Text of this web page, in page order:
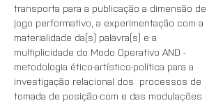
transporta para a publicação a dimensão de
jogo performativo, a experimentação com a
materialidade da(s) palavra(s) e a
multiplicidade do Modo Operativo AND -
metodologia ético-artístico-política para a
investigação relacional dos  processos de
tomada de posição-com e das modulações